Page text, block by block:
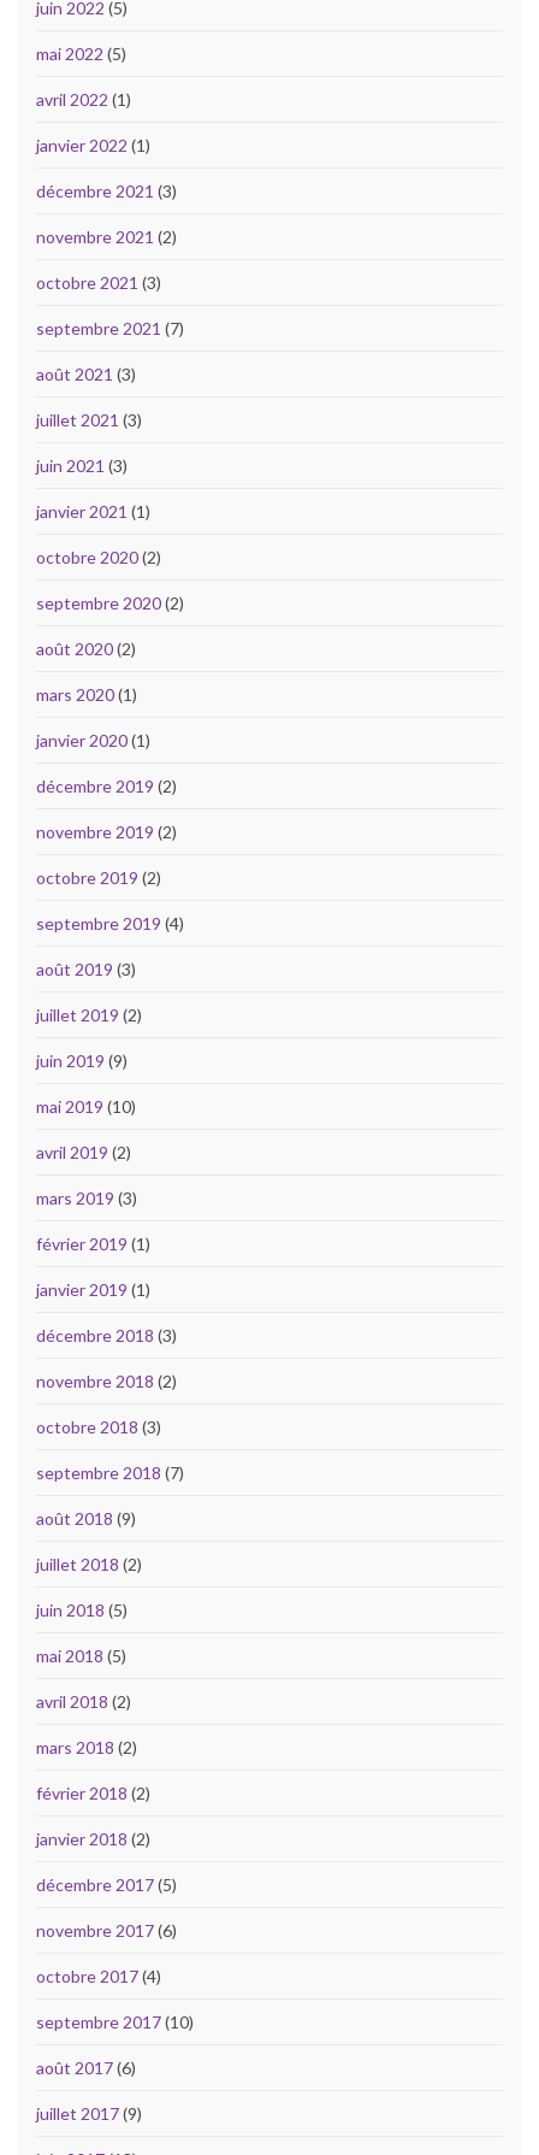
juin 2022 (5)
mai 2022 (5)
avril 2022 (1)
janvier 2022 (1)
décembre 2021 (3)
novembre 2021 (2)
octobre 2021 (3)
septembre 2021 (7)
août 2021 (3)
juillet 2021 (3)
juin 2021 (3)
janvier 2021 (1)
octobre 2020(2)
septembre 2020(2)
août 2020(2)
mars 2020(1)
janvier 2020(1)
décembre 2019 (2)
novembre 2019 (2)
octobre 2019 (2)
septembre 2019 (4)
août 2019 (3)
juillet 2019 (2)
juin 2019 (9)
mai 2019 (10)
avril 2019 (2)
mars 2019 (3)
février 2019 (1)
janvier 2019 (1)
décembre 2018 (3)
novembre 2018 (2)
octobre 2018 (3)
septembre 2018 (7)
août 2018 (9)
juillet 2018 (2)
juin 2018 (5)
mai 2018 (5)
avril 2018 (2)
mars 2018 (2)
février 2018 (2)
janvier 2018 (2)
décembre 2017(5)
novembre 2017(6)
octobre 2017(4)
septembre 2017(10)
août 2017(6)
juillet 2017(9)